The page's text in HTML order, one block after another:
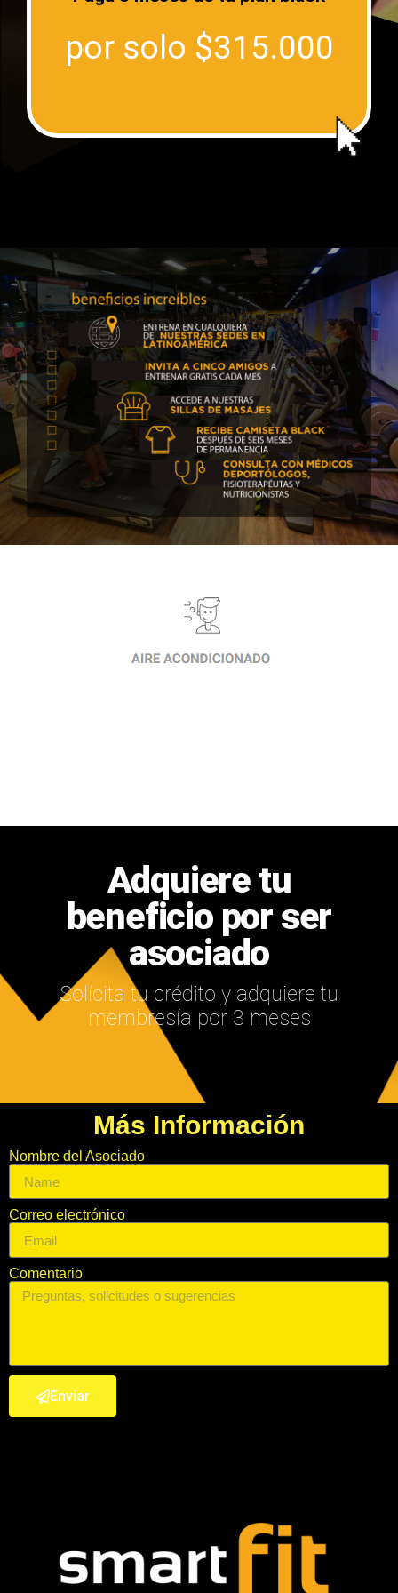
por solo $315.000
Sin cuota de
mantenimiento
Adquiere tu
beneficio por ser
asociado
Solícita tu crédito y adquiere tu
membresía por 3 meses
Más Información
Nombre del Asociado
Correo electrónico
Comentario
Enviar